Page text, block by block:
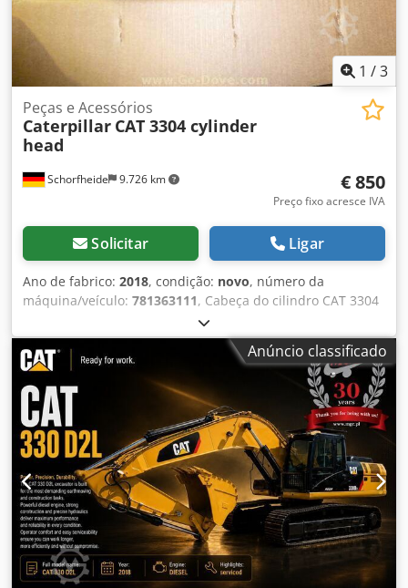
1 /3
Schorfheide 9.726 km
Peças e Acessórios
Caterpillar CAT 3304 cylinder
head
€ 850
Preço fixo acresce IVA
Solicitar Ligar
Ano de fabrico: 2018, condição: novo, número da
máquina/veículo: 781363111, Cabeça do cilindro CAT 3304
* Novo * Outras informações Tipo: Motor, Estado geral:
muito bom, Estado técnico: muito bom, Estado visual:
muito bom, Dsdpfx Alshyx U Doajck Anúncio classificado